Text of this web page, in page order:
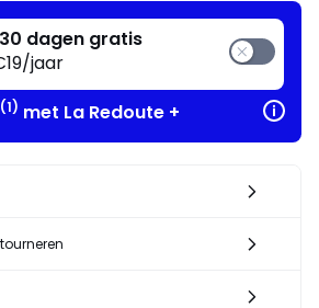
dagen gratis
jaar
(1) met La Redoute +